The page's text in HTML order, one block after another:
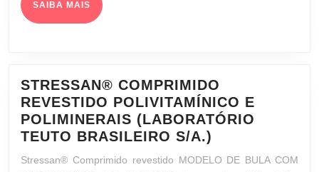
LTDA)
SAIBA MAIS SAIBA
MAIS
STRESSAN® COMPRIMIDO
REVESTIDO POLIVITAMÍNICO E
POLIMINERAIS (LABORATÓRIO
TEUTO BRASILEIRO S/A.)
COMPRIMIDO
Stressan® Comprimido revestido MODELO DE BULA COM